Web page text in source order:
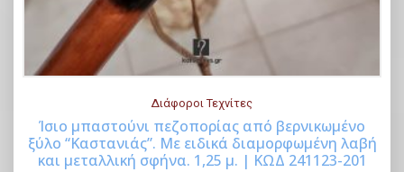
Buy Now
Διάφοροι Τεχνίτες
Ίσιo μπαστούνι πεζοπορίας από βερνικωμένο
ξύλο “Καστανιάς”. Με ειδικά διαμορφωμένη λαβή
και μεταλλική σφήνα. 1,25 μ. | ΚΩΔ 241123-201